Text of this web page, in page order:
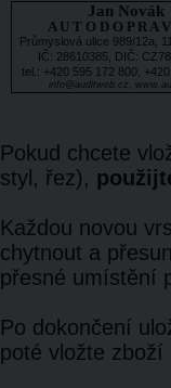
Jan Novák
Průmyslová ulice 989/12a,
IČ: 28610385, DIČ:
tel.: +420 595 172 800,
A U T O D O P R A
info@auditweb.cz,
Pokud chcete
styl, řez),
Každou novou
chytnout a
přesné umístění
Po dokončení
poté vložte zboží